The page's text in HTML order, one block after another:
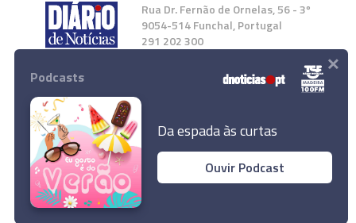
Rua Dr. Fernão de Ornelas, 56 - 3º
9054-514 Funchal, Portugal
291 202 300
Instale a nossa App
© 2023 Empresa Diário de Notícias, Lda.
Todos os direitos reservados.
Podcasts
Da espada às curtas
Ouvir Podcast
×